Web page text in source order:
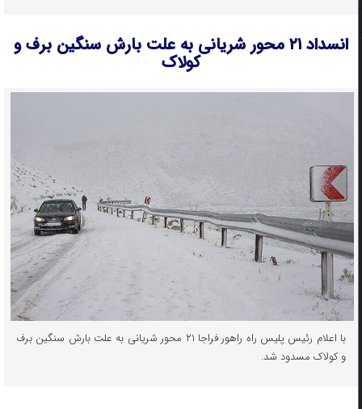
انسداد ۲۱ محور شریانی به علت بارش سنگین برف و
کولاک
با اعلام رئیس پلیس راه راهور فراجا ۲۱ محور شریانی به علت بارش سنگین برف
و کولاک مسدود شد.